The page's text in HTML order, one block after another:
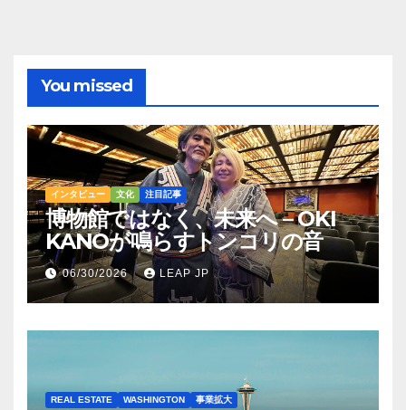
You missed
インタビュー 文化 注目記事
博物館ではなく、未来へ – OKI
KANOが鳴らすトンコリの音
06/30/2026 LEAP JP
REAL ESTATE WASHINGTON 事業拡大